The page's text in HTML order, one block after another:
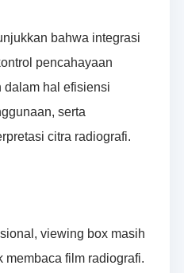
bahwa integrasi
pencahayaan
dalam hal efisiensi
serta
citra radiografi.
viewing box masih
membaca film radiografi.